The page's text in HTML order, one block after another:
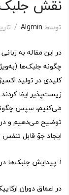
نقش
توسط Algmin
/
در این مقاله به
چگونه جلبک‌ها
کلیدی در تولید
زیست‌پذیر ایفا
می‌کنیم، سپس
توضیح می‌دهیم و در
ایجاد جوّ قابل
۱. پیدایش جلبک‌ها در زمین